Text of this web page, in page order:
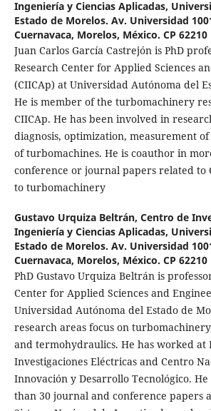
Ingeniería y Ciencias Aplicadas,
Estado de Morelos. Av. Universidad
Cuernavaca, Morelos, México. CP 62210
Juan Carlos García Castrejón is PhD
Research Center for Applied Sciences
(CIICAp) at Universidad Autónoma del
He is member of the turbomachinery
CIICAp. He has been involved in
diagnosis, optimization, measurement
of turbomachines. He is coauthor in
conference or journal papers related to
to turbomachinery
Gustavo Urquiza Beltrán, Centro de
Ingeniería y Ciencias Aplicadas,
Estado de Morelos. Av. Universidad
Cuernavaca, Morelos, México. CP 62210
PhD Gustavo Urquiza Beltrán is
Center for Applied Sciences and
Universidad Autónoma del Estado de
research areas focus on
and termohydraulics. He has worked at
Investigaciones Eléctricas and Centro
Innovación y Desarrollo Tecnológico.
than 30 journal and conference papers